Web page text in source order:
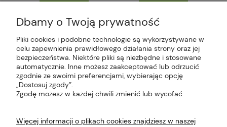
Plus Market Sp. z o.o. | Zakręcie 2K, 22-300
Krasnystaw, woj. lubelskie | sklep@plus-market.pl
| tel: 607 770 953 | NIP: 5170405164
Dbamy o Twoją prywatność
Pliki cookies i podobne technologie są wykorzystywane w
celu zapewnienia prawidłowego działania strony oraz jej
bezpieczeństwa. Niektóre pliki są niezbędne i stosowane
automatycznie. Inne możesz zaakceptować lub odrzucić
zgodnie ze swoimi preferencjami, wybierając opcję
„Dostosuj zgody”.
Zgodę możesz w każdej chwili zmienić lub wycofać.
Więcej informacji o plikach cookies znajdziesz w naszej